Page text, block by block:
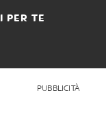
PER TE
PUBBLICITÀ